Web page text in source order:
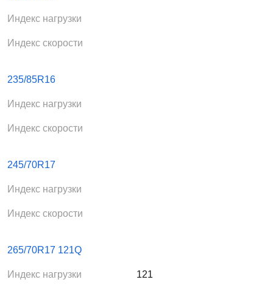
Индекс нагрузки
Индекс скорости
235/85R16
Индекс нагрузки
Индекс скорости
245/70R17
Индекс нагрузки
Индекс скорости
265/70R17 121Q
Индекс нагрузки 121